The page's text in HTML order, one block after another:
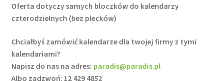
Oferta dotyczy samych bloczków do kalendarzy
czterodzielnych (bez plecków)
Chciałbyś zamówić kalendarze dla twojej firmy z tymi
kalendariami?
Napisz do nas na adres: paradis@paradis.pl
Albo zadzwoń: 12 429 4852